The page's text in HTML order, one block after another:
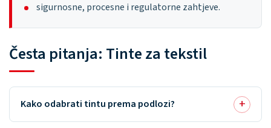
sigurnosne, procesne i regulatorne zahtjeve.
Česta pitanja: Tinte za tekstil
Kako odabrati tintu prema podlozi?